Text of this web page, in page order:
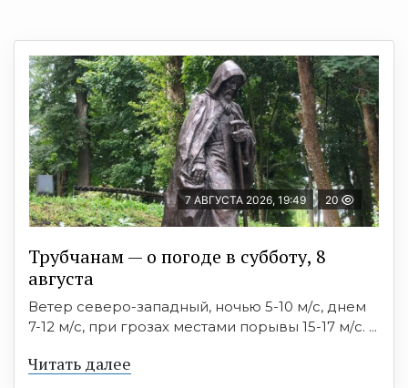
7 АВГУСТА 2026, 19:49 20
Трубчанам — о погоде в субботу, 8
августа
Ветер северо-западный, ночью 5-10 м/с, днем
7-12 м/с, при грозах местами порывы 15-17 м/с. ...
Читать далее